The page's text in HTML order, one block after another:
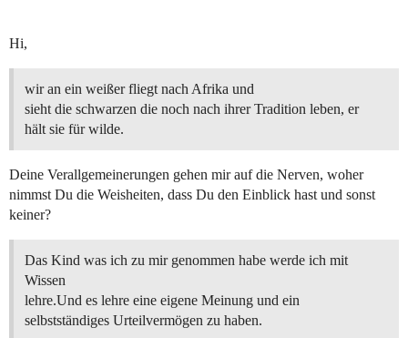
Hi,
wir an ein weißer fliegt nach Afrika und
sieht die schwarzen die noch nach ihrer Tradition leben, er
hält sie für wilde.
Deine Verallgemeinerungen gehen mir auf die Nerven, woher
nimmst Du die Weisheiten, dass Du den Einblick hast und sonst
keiner?
Das Kind was ich zu mir genommen habe werde ich mit
Wissen
lehre.Und es lehre eine eigene Meinung und ein
selbstständiges Urteilvermögen zu haben.